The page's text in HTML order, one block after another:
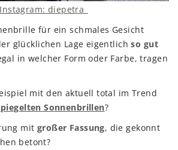
Instagram: diepetra_
für ein schmales Gesicht
glücklichen Lage eigentlichso gut
in welcher Form oder Farbe, tragen
mit den aktuell total im Trend
Sonnenbrillen?
mit großer Fassung, die gekonnt
betont?